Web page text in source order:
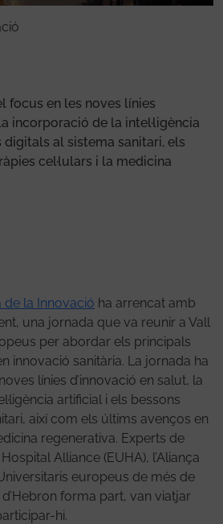
focus en les noves línies
incorporació de la intel·ligència
al sistema sanitari, els
cel·lulars i la medicina
de la Innovació ha arrencat amb
una jornada que va reunir a Vall
per abordar els principals
innovació sanitària. La jornada ha
línies d’innovació en salut, la
artificial i els bessons
així com els últims avenços en
regenerativa. Experts de
Alliance (EUHA), l’Aliança
europeus de més de
forma part, van viatjar
hi.